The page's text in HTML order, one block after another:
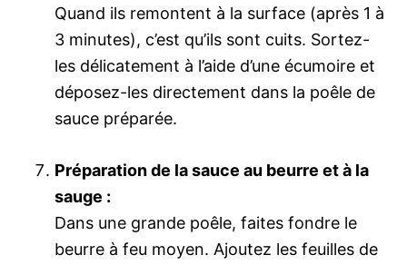
Quand ils remontent à la surface (après 1 à
3 minutes), c’est qu’ils sont cuits. Sortez-
les délicatement à l’aide d’une écumoire et
déposez-les directement dans la poêle de
sauce préparée.
Préparation de la sauce au beurre et à la
sauge :
Dans une grande poêle, faites fondre le
beurre à feu moyen. Ajoutez les feuilles de